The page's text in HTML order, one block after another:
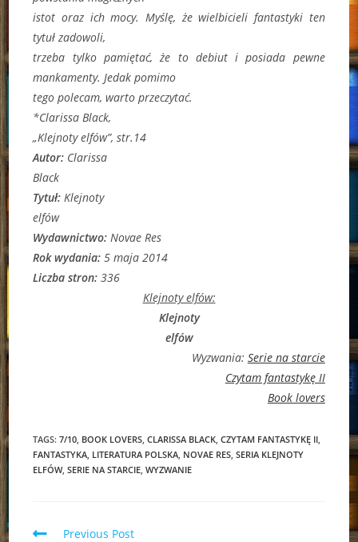
istot oraz ich mocy. Myślę, że wielbicieli fantastyki ten
tytuł zadowoli,
trzeba tylko pamiętać, że to debiut i posiada pewne
mankamenty. Jedak pomimo
tego polecam, warto przeczytać.
*Clarissa Black,
„Klejnoty elfów”, str.14
Autor: Clarissa
Black
Tytuł: Klejnoty
elfów
Wydawnictwo: Novae Res
Rok wydania:5 maja 2014
Liczba stron:336
Klejnoty elfów:
Klejnoty
elfów
Wyzwania: Serie na starcie
Czytam fantastykę II
Book lovers
TAGS:7/10 BOOK LOVERS CLARISSA BLACK CZYTAM FANTASTYKĘ II
FANTASTYKA LITERATURA POLSKA NOVAE RES SERIA KLEJNOTY
ELFÓW, SERIE NA STARCIE WYZWANIE
Read
Previous Post